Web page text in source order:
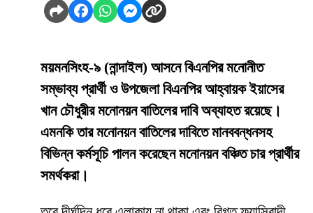
ময়মনসিংহ-৯ (নান্দাইল) আসনে বিএনপির মনোনীত
সম্ভাব্য প্রার্থী ও উপজেলা বিএনপির আহ্বায়ক ইয়াসের
খান চৌধুরীর মনোনয়ন বাতিলের দাবি অব্যাহত রয়েছে।
এমনকি তার মনোনয়ন বাতিলের দাবিতে মানববন্ধনসহ
বিভিন্ন কর্মসূচি পালন করেছেন মনোনয়ন বঞ্চিত চার প্রার্থীর
সমর্থকরা।